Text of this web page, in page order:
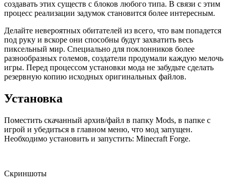
создавать этих существ с блоков любого типа. В связи с этим
процесс реализации задумок становится более интересным.
Делайте невероятных обитателей из всего, что вам попадется
под руку и вскоре они способны будут захватить весь
пиксельный мир. Специально для поклонников более
разнообразных големов, создатели продумали каждую мелочь
игры. Перед процессом установки мода не забудьте сделать
резервную копию исходных оригинальных файлов.
Установка
Поместить скачанный архив/файл в папку Mods, в папке с
игрой и убедиться в главном меню, что мод запущен.
Необходимо установить и запустить: Minecraft Forge.
Скриншоты